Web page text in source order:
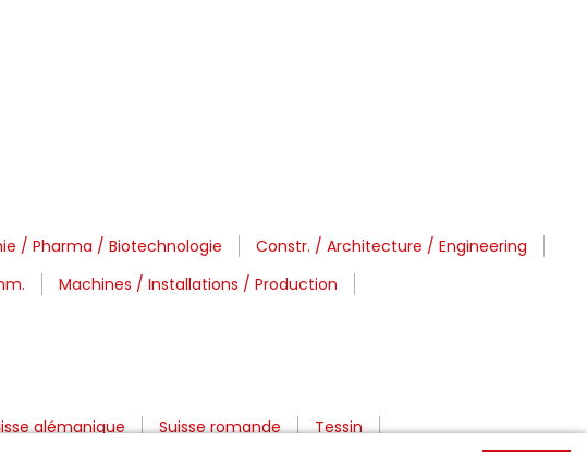
/ Pharma / Biotechnologie
Constr. / Architecture / Engineering
Machines / Installations / Production
alémanique Suisse romande Tessin